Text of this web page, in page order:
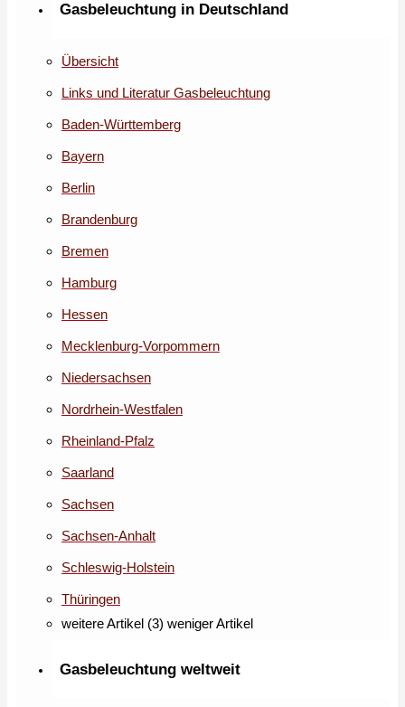
Gasbeleuchtung in Deutschland
Übersicht
Links und Literatur Gasbeleuchtung
Baden-Württemberg
Bayern
Berlin
Brandenburg
Bremen
Hamburg
Hessen
Mecklenburg-Vorpommern
Niedersachsen
Nordrhein-Westfalen
Rheinland-Pfalz
Saarland
Sachsen
Sachsen-Anhalt
Schleswig-Holstein
Thüringen
weitere Artikel (3) weniger Artikel
Gasbeleuchtung weltweit